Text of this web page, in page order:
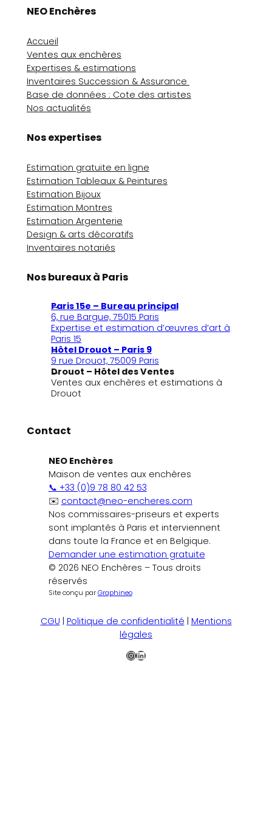
NEO Enchères
Accueil
Ventes aux enchères
Expertises & estimations
Inventaires Succession & Assurance
Base de données : Cote des artistes
Nos actualités
Nos expertises
Estimation gratuite en ligne
Estimation Tableaux & Peintures
Estimation Bijoux
Estimation Montres
Estimation Argenterie
Design & arts décoratifs
Inventaires notariés
Nos bureaux à Paris
Paris 15e – Bureau principal
6, rue Bargue, 75015 Paris
Expertise et estimation d’œuvres d’art à
Paris 15
Hôtel Drouot – Paris 9
9 rue Drouot, 75009 Paris
Drouot – Hôtel des Ventes
Ventes aux enchères et estimations à
Drouot
Contact
NEO Enchères
Maison de ventes aux enchères
📞 +33 (0)9 78 80 42 53
✉️ contact@neo-encheres.com
Nos commissaires-priseurs et experts
sont implantés à Paris et interviennent
dans toute la France et en Belgique.
Demander une estimation gratuite
© 2026 NEO Enchères – Tous droits
réservés
Site conçu parGraphineo
CGU Politique de confidentialité Mentions
légales
Instagram
LinkedIn